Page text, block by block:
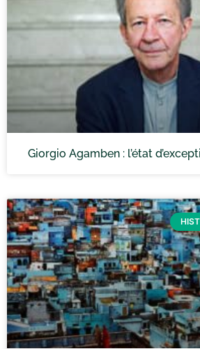
Giorgio Agamben : l’état